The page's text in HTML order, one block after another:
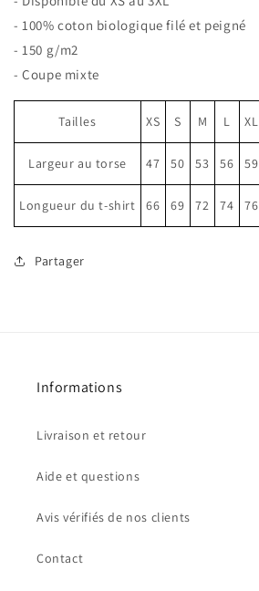
Coton
Bio
Marre
de
retraite
Coton
Bio
retraite
- 100% coton biologique filé et peigné
- 150 g/m2
- Coupe mixte
Tailles XS S M L XL
Largeur au torse 47 50 53 56 59
Longueur du t-shirt 66 69 72 74 76
Partager
Informations
Livraison et retour
Aide et questions
Avis vérifiés de nos clients
Contact